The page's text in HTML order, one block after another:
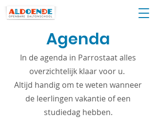
Agenda
In de agenda in Parrostaat alles
overzichtelijk klaar voor u.
Altijd handig om te weten wanneer
de leerlingen vakantie of een
studiedag hebben.